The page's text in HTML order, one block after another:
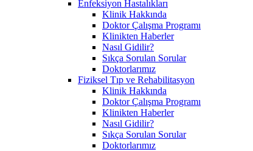
Enfeksiyon Hastalıkları
Klinik Hakkında
Doktor Çalışma Programı
Klinikten Haberler
Nasıl Gidilir?
Sıkça Sorulan Sorular
Doktorlarımız
Fiziksel Tıp ve Rehabilitasyon
Klinik Hakkında
Doktor Çalışma Programı
Klinikten Haberler
Nasıl Gidilir?
Sıkça Sorulan Sorular
Doktorlarımız